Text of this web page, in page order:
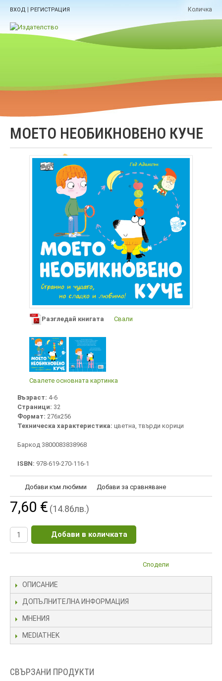
ВХОД | РЕГИСТРАЦИЯ Количка
МОЕТО НЕОБИКНОВЕНО КУЧЕ
Разгледай книгата Свали
Свалете основната картинка
Възраст: 4-6
Страници: 32
Формат: 276х256
Техническа характеристика: цветна, твърди корици
Баркод 3800083838968
ISBN: 978-619-270-116-1
Добави към любими Добави за сравняване
7,60 € (14.86лв.)
Добави в количката
Сподели
ОПИСАНИЕ
ДОПЪЛНИТЕЛНА ИНФОРМАЦИЯ
МНЕНИЯ
MEDIATHEK
СВЪРЗАНИ ПРОДУКТИ